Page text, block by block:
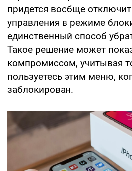
придется вообще
управления в режиме
единственный способ
Такое решение может
компромиссом, учитывая
пользуетесь этим меню,
заблокирован.